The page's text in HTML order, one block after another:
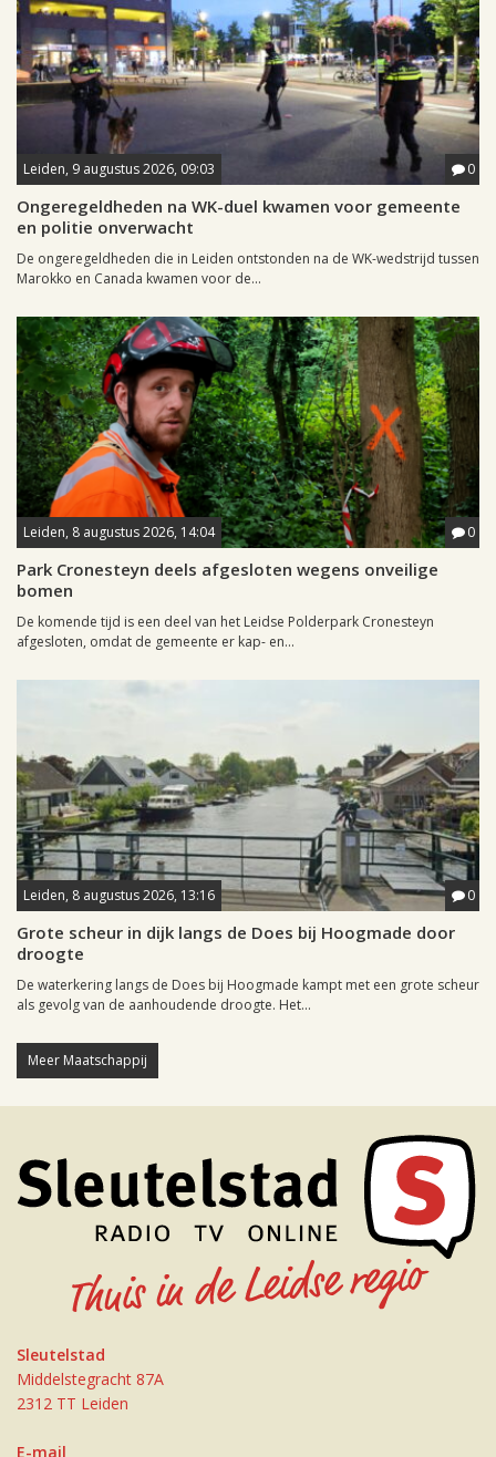
Leiden, 9 augustus 2026, 09:03 0
Ongeregeldheden na WK-duel kwamen voor gemeente
en politie onverwacht
De ongeregeldheden die in Leiden ontstonden na de WK-wedstrijd tussen
Marokko en Canada kwamen voor de...
Leiden, 8 augustus 2026, 14:04 0
Park Cronesteyn deels afgesloten wegens onveilige
bomen
De komende tijd is een deel van het Leidse Polderpark Cronesteyn
afgesloten, omdat de gemeente er kap- en...
Leiden, 8 augustus 2026, 13:16 0
Grote scheur in dijk langs de Does bij Hoogmade door
droogte
De waterkering langs de Does bij Hoogmade kampt met een grote scheur
als gevolg van de aanhoudende droogte. Het...
Meer Maatschappij
Sleutelstad
Middelstegracht 87A
2312 TT Leiden
E-mail